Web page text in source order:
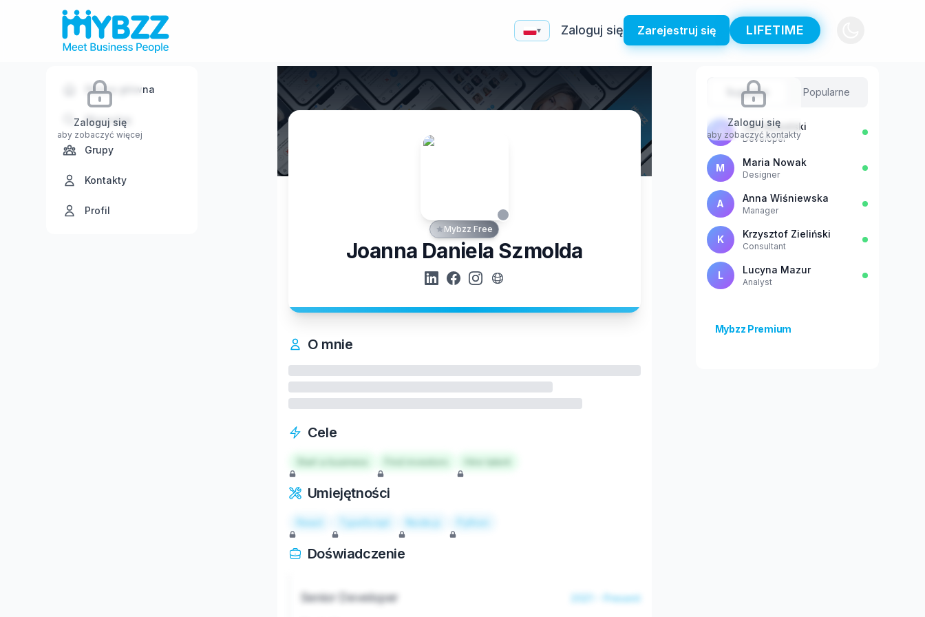
▾ Zaloguj się Zarejestruj się LIFETIME
Zaloguj się
aby zobaczyć więcej
Strona główna
Wyszukaj
Grupy
Kontakty
Profil
Mybzz Free
Joanna Daniela Szmolda
O mnie
Cele
Start a business Hire talent
Umiejętności
React TypeScript Node.js Python
Doświadczenie
Senior Developer 2021 - Present
Zaloguj się
aby zobaczyć kontakty
Sugestie Popularne
J Jan Kowalski
Developer
M Maria Nowak
Designer
A Anna Wiśniewska
Manager
K Krzysztof Zieliński
Consultant
L Lucyna Mazur
Analyst
Mybzz Premium